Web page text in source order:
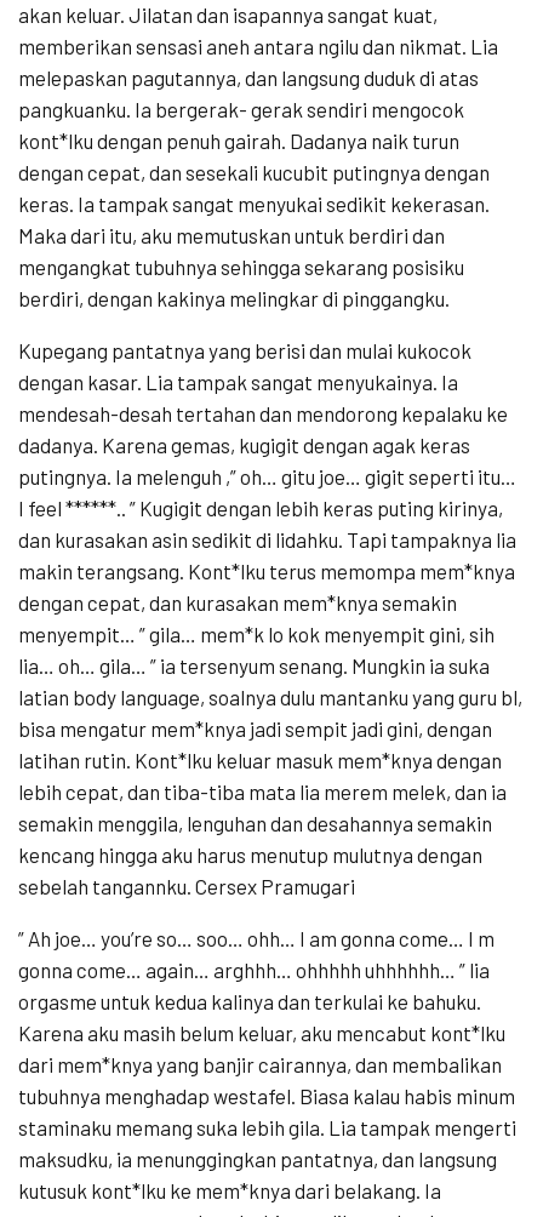
akan keluar. Jilatan dan isapannya sangat kuat,
memberikan sensasi aneh antara ngilu dan nikmat. Lia
melepaskan pagutannya, dan langsung duduk di atas
pangkuanku. Ia bergerak- gerak sendiri mengocok
kont*lku dengan penuh gairah. Dadanya naik turun
dengan cepat, dan sesekali kucubit putingnya dengan
keras. Ia tampak sangat menyukai sedikit kekerasan.
Maka dari itu, aku memutuskan untuk berdiri dan
mengangkat tubuhnya sehingga sekarang posisiku
berdiri, dengan kakinya melingkar di pinggangku.
Kupegang pantatnya yang berisi dan mulai kukocok
dengan kasar. Lia tampak sangat menyukainya. Ia
mendesah-desah tertahan dan mendorong kepalaku ke
dadanya. Karena gemas, kugigit dengan agak keras
putingnya. Ia melenguh ,” oh… gitu joe… gigit seperti itu…
I feel ******.. ” Kugigit dengan lebih keras puting kirinya,
dan kurasakan asin sedikit di lidahku. Tapi tampaknya lia
makin terangsang. Kont*lku terus memompa mem*knya
dengan cepat, dan kurasakan mem*knya semakin
menyempit… ” gila… mem*k lo kok menyempit gini, sih
lia… oh… gila… ” ia tersenyum senang. Mungkin ia suka
latian body language, soalnya dulu mantanku yang guru bl,
bisa mengatur mem*knya jadi sempit jadi gini, dengan
latihan rutin. Kont*lku keluar masuk mem*knya dengan
lebih cepat, dan tiba-tiba mata lia merem melek, dan ia
semakin menggila, lenguhan dan desahannya semakin
kencang hingga aku harus menutup mulutnya dengan
sebelah tangannku. Cersex Pramugari
” Ah joe… you’re so… soo… ohh… I am gonna come… I m
gonna come… again… arghhh… ohhhhh uhhhhhh… ” lia
orgasme untuk kedua kalinya dan terkulai ke bahuku.
Karena aku masih belum keluar, aku mencabut kont*lku
dari mem*knya yang banjir cairannya, dan membalikan
tubuhnya menghadap westafel. Biasa kalau habis minum
staminaku memang suka lebih gila. Lia tampak mengerti
maksudku, ia menunggingkan pantatnya, dan langsung
kutusuk kont*lku ke mem*knya dari belakang. Ia